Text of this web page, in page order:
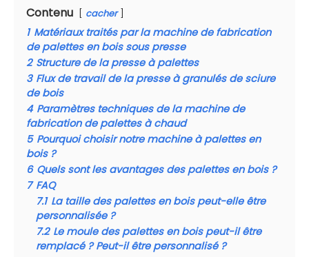
Contenu cacher
1 Matériaux traités par la machine de fabrication
de palettes en bois sous presse
2 Structure de la presse à palettes
3 Flux de travail de la presse à granulés de sciure
de bois
4 Paramètres techniques de la machine de
fabrication de palettes à chaud
5 Pourquoi choisir notre machine à palettes en
bois ?
6 Quels sont les avantages des palettes en bois ?
7 FAQ
7.1 La taille des palettes en bois peut-elle être
personnalisée ?
7.2 Le moule des palettes en bois peut-il être
remplacé ? Peut-il être personnalisé ?